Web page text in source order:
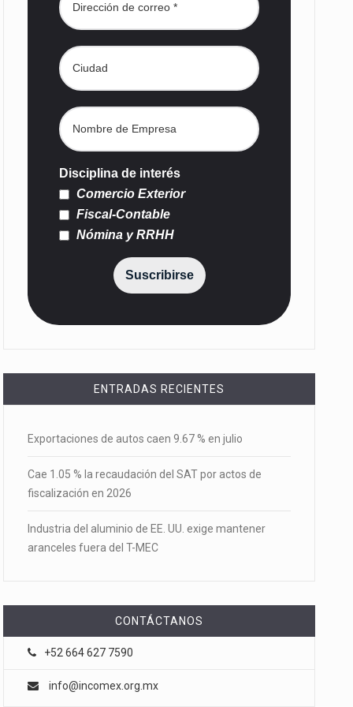
Disciplina de interés
Comercio Exterior
Fiscal-Contable
Nómina y RRHH
Suscribirse
ENTRADAS RECIENTES
Exportaciones de autos caen 9.67 % en julio
Cae 1.05 % la recaudación del SAT por actos de
fiscalización en 2026
Industria del aluminio de EE. UU. exige mantener
aranceles fuera del T-MEC
CONTÁCTANOS
+52 664 627 7590
info@incomex.org.mx